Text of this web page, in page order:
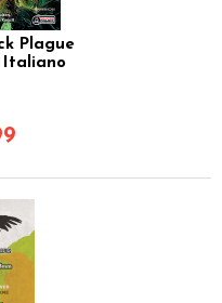
Plague
Italiano